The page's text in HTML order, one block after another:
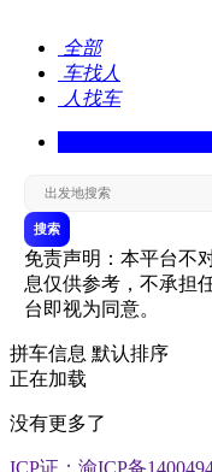
全部
车找人
人找车
搜索
免责声明：本平台不
息仅供参考，不承担
台即视为同意。
拼车信息 默认排序
正在加载
没有更多了
ICP证：渝ICP备